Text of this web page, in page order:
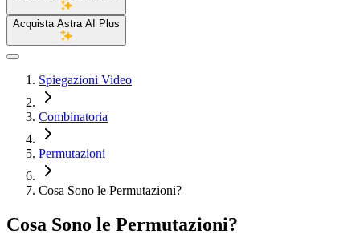
Acquista Astra AI Plus
Spiegazioni Video
Combinatoria
Permutazioni
Cosa Sono le Permutazioni?
Cosa Sono le Permutazioni?